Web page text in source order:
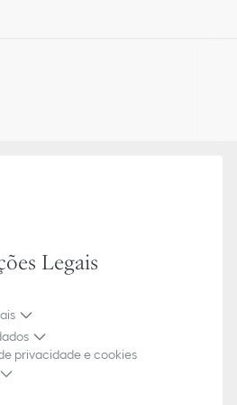
Legais
privacidade e cookies